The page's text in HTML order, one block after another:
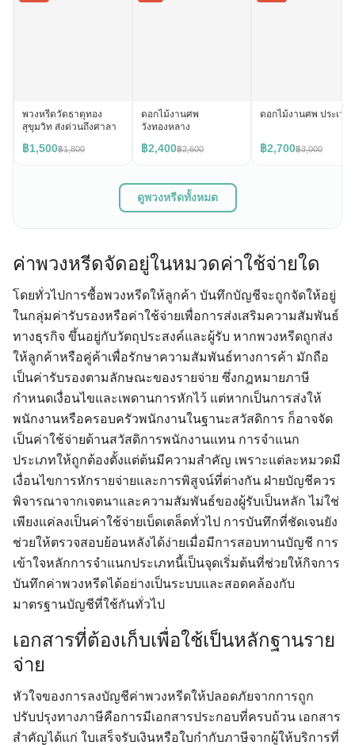
พวงหรีดวัดธาตุทอง
สุขุมวิท ส่งด่วนถึงศาลา
฿1,500฿1,800
ดอกไม้งานศพ
วังทองหลาง
฿2,400฿2,600
ดอกไม้งานศพ ประเวศ
฿2,700฿3,000
ดูพวงหรีดทั้งหมด
ค่าพวงหรีดจัดอยู่ในหมวดค่าใช้จ่ายใด
โดยทั่วไปการซื้อพวงหรีดให้ลูกค้า บันทึกบัญชีจะถูกจัดให้อยู่
ในกลุ่มค่ารับรองหรือค่าใช้จ่ายเพื่อการส่งเสริมความสัมพันธ์
ทางธุรกิจ ขึ้นอยู่กับวัตถุประสงค์และผู้รับ หากพวงหรีดถูกส่ง
ให้ลูกค้าหรือคู่ค้าเพื่อรักษาความสัมพันธ์ทางการค้า มักถือ
เป็นค่ารับรองตามลักษณะของรายจ่าย ซึ่งกฎหมายภาษี
กำหนดเงื่อนไขและเพดานการหักไว้ แต่หากเป็นการส่งให้
พนักงานหรือครอบครัวพนักงานในฐานะสวัสดิการ ก็อาจจัด
เป็นค่าใช้จ่ายด้านสวัสดิการพนักงานแทน การจำแนก
ประเภทให้ถูกต้องตั้งแต่ต้นมีความสำคัญ เพราะแต่ละหมวดมี
เงื่อนไขการหักรายจ่ายและการพิสูจน์ที่ต่างกัน ฝ่ายบัญชีควร
พิจารณาจากเจตนาและความสัมพันธ์ของผู้รับเป็นหลัก ไม่ใช่
เพียงแค่ลงเป็นค่าใช้จ่ายเบ็ดเตล็ดทั่วไป การบันทึกที่ชัดเจนยัง
ช่วยให้ตรวจสอบย้อนหลังได้ง่ายเมื่อมีการสอบทานบัญชี การ
เข้าใจหลักการจำแนกประเภทนี้เป็นจุดเริ่มต้นที่ช่วยให้กิจการ
บันทึกค่าพวงหรีดได้อย่างเป็นระบบและสอดคล้องกับ
มาตรฐานบัญชีที่ใช้กันทั่วไป
เอกสารที่ต้องเก็บเพื่อใช้เป็นหลักฐานราย
จ่าย
หัวใจของการลงบัญชีค่าพวงหรีดให้ปลอดภัยจากการถูก
ปรับปรุงทางภาษีคือการมีเอกสารประกอบที่ครบถ้วน เอกสาร
สำคัญได้แก่ ใบเสร็จรับเงินหรือใบกำกับภาษีจากผู้ให้บริการที่